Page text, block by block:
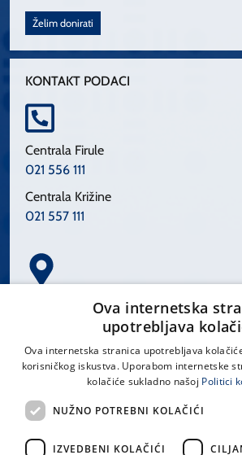
Želim donirati
KONTAKT PODACI
Centrala Firule
021 556 111
Centrala Križine
021 557 111
Spinčićeva 1, 21000 Split
LINKOVI
Ova internetska
upotrebljava
Ova internetska stranica upotrebljava
korisničkog iskustva. Uporabom internetske
kolačiće sukladno našoj Politici
NUŽNO POTREBNI KOLAČIĆI
IZVEDBENI KOLAČIĆI